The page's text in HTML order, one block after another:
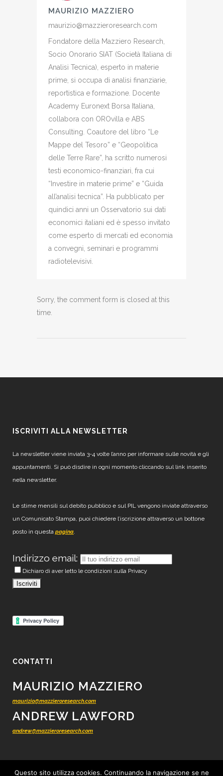
MAURIZIO MAZZIERO
maurizio@mazzieroresearch.com
Fondatore della Mazziero Research,
Socio Onorario SIAT (Società Italiana di
Analisi Tecnica), esperto in materie
prime, si occupa di analisi finanziarie,
reportistica e formazione. Docente
Academy Euronext Borsa Italiana,
collabora con OROvilla e ABS
Consulting. Coautore del libro “Le
Mappe del Tesoro” e “Geopolitica
delle Terre Rare”, ha scritto numerosi
testi economico-finanziari, fra cui
“Investire in materie prime” e “Guida
all’analisi tecnica”. Ha pubblicato per
quindici anni un Osservatorio sui dati
economici italiani ed è spesso invitato
come esperto di mercati ed economia
a convegni, seminari e programmi
radiotelevisivi.
Sorry, the comment form is closed at this
time.
ISCRIVITI ALLA NEWSLETTER
La newsletter viene inviata 3-4 volte l’anno per informare sulle novità e gli
appuntamenti. Si può disdire in ogni momento cliccando sul link inserito
nella newsletter.
Le stime mensili sul debito pubblico e sul PIL vengono inviate attraverso
un Comunicato Stampa, puoi chiedere l’iscrizione attraverso un bottone
posto in questa pagina.
Indirizzo email:
Dichiaro di aver letto le condizioni sulla Privacy
CONTATTI
MAURIZIO MAZZIERO
maurizio@mazzieroresearch.com
ANDREW LAWFORD
andrew@mazzieroresearch.com
Questo sito utilizza cookies. Continuando la navigazione se ne